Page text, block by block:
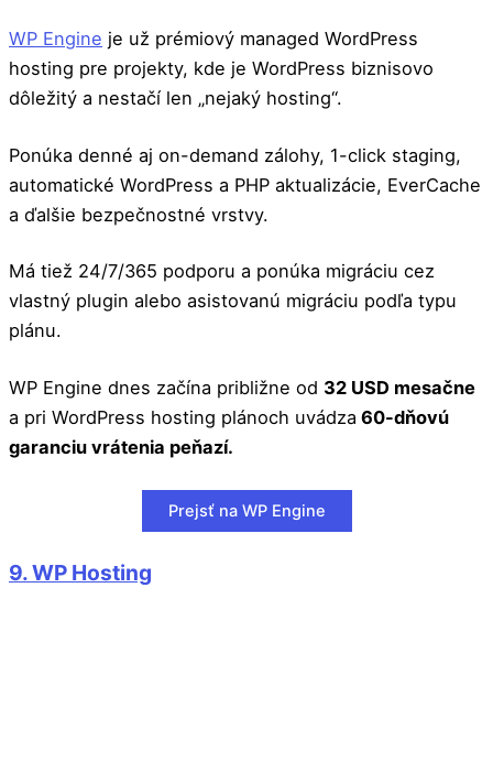
WP Engine je už prémiový managed WordPress
hosting pre projekty, kde je WordPress biznisovo
dôležitý a nestačí len „nejaký hosting“.
Ponúka denné aj on-demand zálohy, 1-click staging,
automatické WordPress a PHP aktualizácie, EverCache
a ďalšie bezpečnostné vrstvy.
Má tiež 24/7/365 podporu a ponúka migráciu cez
vlastný plugin alebo asistovanú migráciu podľa typu
plánu.
WP Engine dnes začína približne od 32 USD mesačne
a pri WordPress hosting plánoch uvádza 60-dňovú
garanciu vrátenia peňazí.
Prejsť na WP Engine
9. WP Hosting